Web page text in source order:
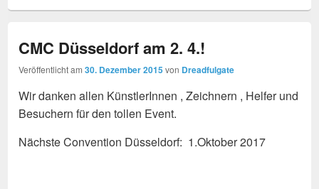
CMC Düsseldorf am 2. 4.!
Veröffentlicht am30. Dezember 2015 von Dreadfulgate
Wir danken allen KünstlerInnen , Zeichnern , Helfer und
Besuchern für den tollen Event.
Nächste Convention Düsseldorf: 1.Oktober 2017